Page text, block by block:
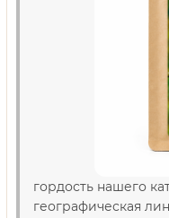
гордость нашего
географическая